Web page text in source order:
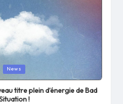
News
titre plein d’énergie de Bad
!